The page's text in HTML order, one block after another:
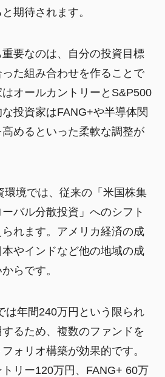
期待されます。
要なのは、自分の投資目標
た組み合わせを作ることで
オールカントリーとS&P500
投資家はFANG+や半導体関
めるといった柔軟な調整が
環境では、従来の「米国株集
バル分散投資」へのシフト
れます。アメリカ経済の成
やインドなど他の地域の成
らです。
は年間240万円という限られ
るため、複数のファンドを
ォリオ構築が効果的です。
リー120万円、FANG+ 60万